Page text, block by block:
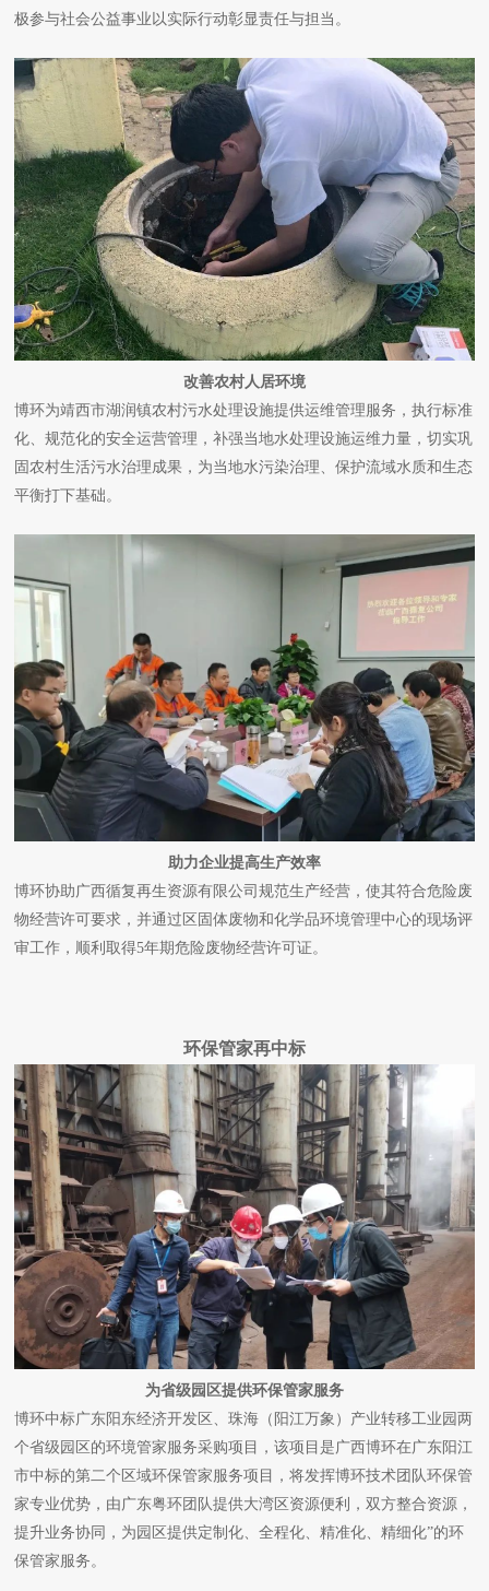
极参与社会公益事业以实际行动彰显责任与担当。
改善农村人居环境
博环为靖西市湖润镇农村污水处理设施提供运维管理服务，执行标准
化、规范化的安全运营管理，补强当地水处理设施运维力量，切实巩
固农村生活污水治理成果，为当地水污染治理、保护流域水质和生态
平衡打下基础。
助力企业提高生产效率
博环协助广西循复再生资源有限公司规范生产经营，使其符合危险废
物经营许可要求，并通过区固体废物和化学品环境管理中心的现场评
审工作，顺利取得5年期危险废物经营许可证。
环保管家再中标
为省级园区提供环保管家服务
博环中标广东阳东经济开发区、珠海（阳江万象）产业转移工业园两
个省级园区的环境管家服务采购项目，该项目是广西博环在广东阳江
市中标的第二个区域环保管家服务项目，将发挥博环技术团队环保管
家专业优势，由广东粤环团队提供大湾区资源便利，双方整合资源，
提升业务协同，为园区提供定制化、全程化、精准化、精细化”的环
保管家服务。